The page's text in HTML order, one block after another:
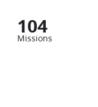
104
Missions